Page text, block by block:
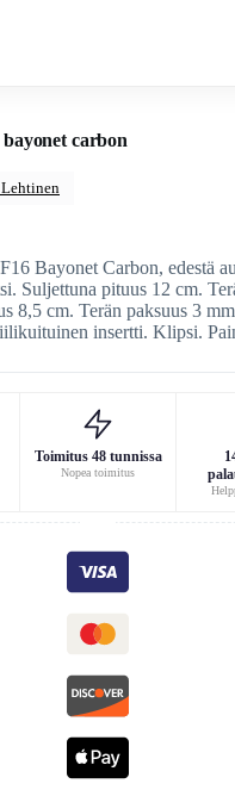
carbon
Bayonet Carbon, edestä
Suljettuna pituus 12 cm.
8,5 cm. Terän paksuus 3
insertti. Klipsi.
Toimitus 48 tunnissa
Nopea toimitus